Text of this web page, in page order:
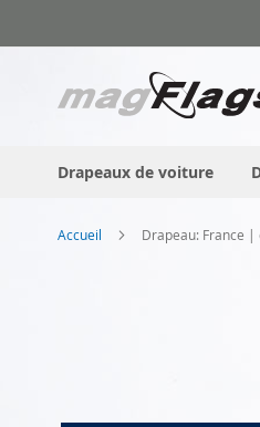
au
Drapeaux de voiture
Accueil Drapeau: France